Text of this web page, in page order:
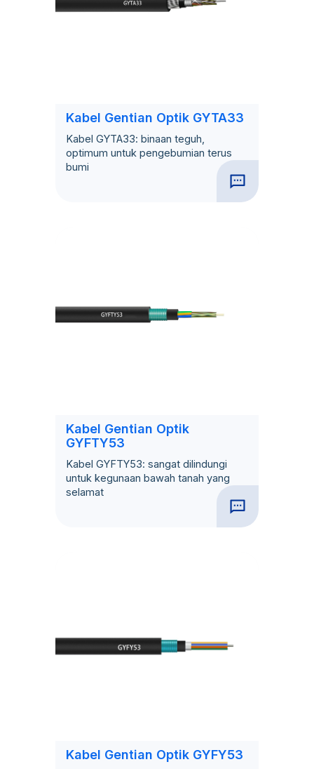
Kabel Gentian Optik GYTA33
Kabel GYTA33: binaan teguh,
optimum untuk pengebumian terus
bumi
Kabel Gentian Optik
GYFTY53
Kabel GYFTY53: sangat dilindungi
untuk kegunaan bawah tanah yang
selamat
Kabel Gentian Optik GYFY53